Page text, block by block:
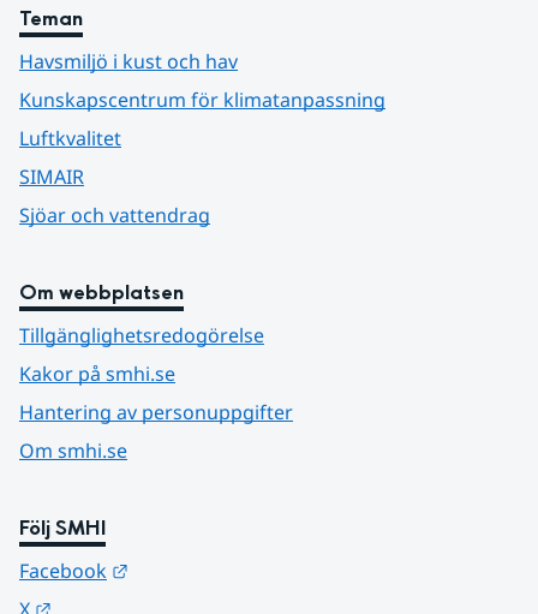
Teman
Havsmiljö i kust och hav
Kunskapscentrum för klimatanpassning
Luftkvalitet
SIMAIR
Sjöar och vattendrag
Om webbplatsen
Tillgänglighetsredogörelse
Kakor på smhi.se
Hantering av personuppgifter
Om smhi.se
Följ SMHI
Facebook